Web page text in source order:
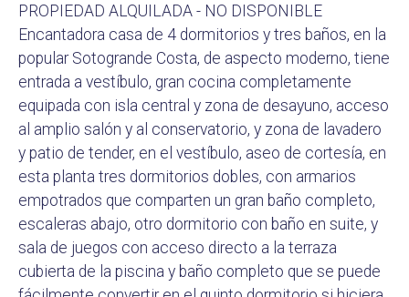
PROPIEDAD ALQUILADA - NO DISPONIBLE
Encantadora casa de 4 dormitorios y tres baños, en la
popular Sotogrande Costa, de aspecto moderno, tiene
entrada a vestíbulo, gran cocina completamente
equipada con isla central y zona de desayuno, acceso
al amplio salón y al conservatorio, y zona de lavadero
y patio de tender, en el vestíbulo, aseo de cortesía, en
esta planta tres dormitorios dobles, con armarios
empotrados que comparten un gran baño completo,
escaleras abajo, otro dormitorio con baño en suite, y
sala de juegos con acceso directo a la terraza
cubierta de la piscina y baño completo que se puede